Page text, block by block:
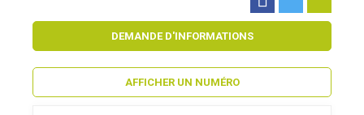
DEMANDE D'INFORMATIONS
AFFICHER UN NUMÉRO